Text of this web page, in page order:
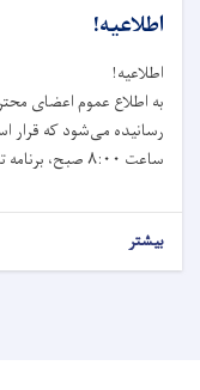
اطلاعیه!
اطلاعیه!
به اطلاع عموم اعضای
ساعت ۸:۰۰ صبح، برنامه تشریح «پالیسی اخلاق، انصاف . . .
بیشتر